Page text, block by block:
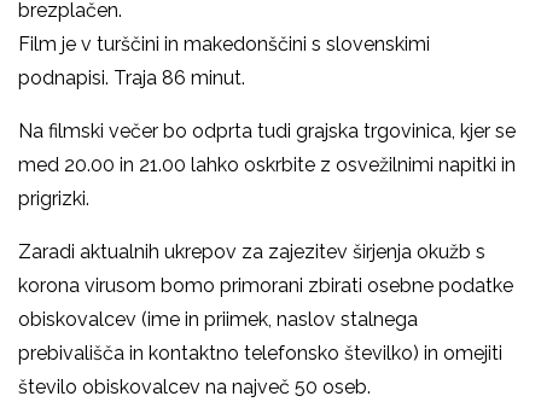
brezplačen.
Film je v turščini in makedonščini s slovenskimi
podnapisi. Traja 86 minut.
Na filmski večer bo odprta tudi grajska trgovinica, kjer se
med 20.00 in 21.00 lahko oskrbite z osvežilnimi napitki in
prigrizki.
Zaradi aktualnih ukrepov za zajezitev širjenja okužb s
korona virusom bomo primorani zbirati osebne podatke
obiskovalcev (ime in priimek, naslov stalnega
prebivališča in kontaktno telefonsko številko) in omejiti
število obiskovalcev na največ 50 oseb.